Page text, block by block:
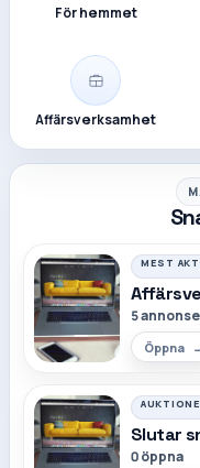
För hemmet
Affärsverksamhet
MEST
5
Öppna
Slutar
0 öppna